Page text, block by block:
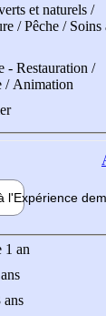
et naturels /
/ Pêche / Soins
- Restauration /
/ Animation
l'Expérience
1 an
ans